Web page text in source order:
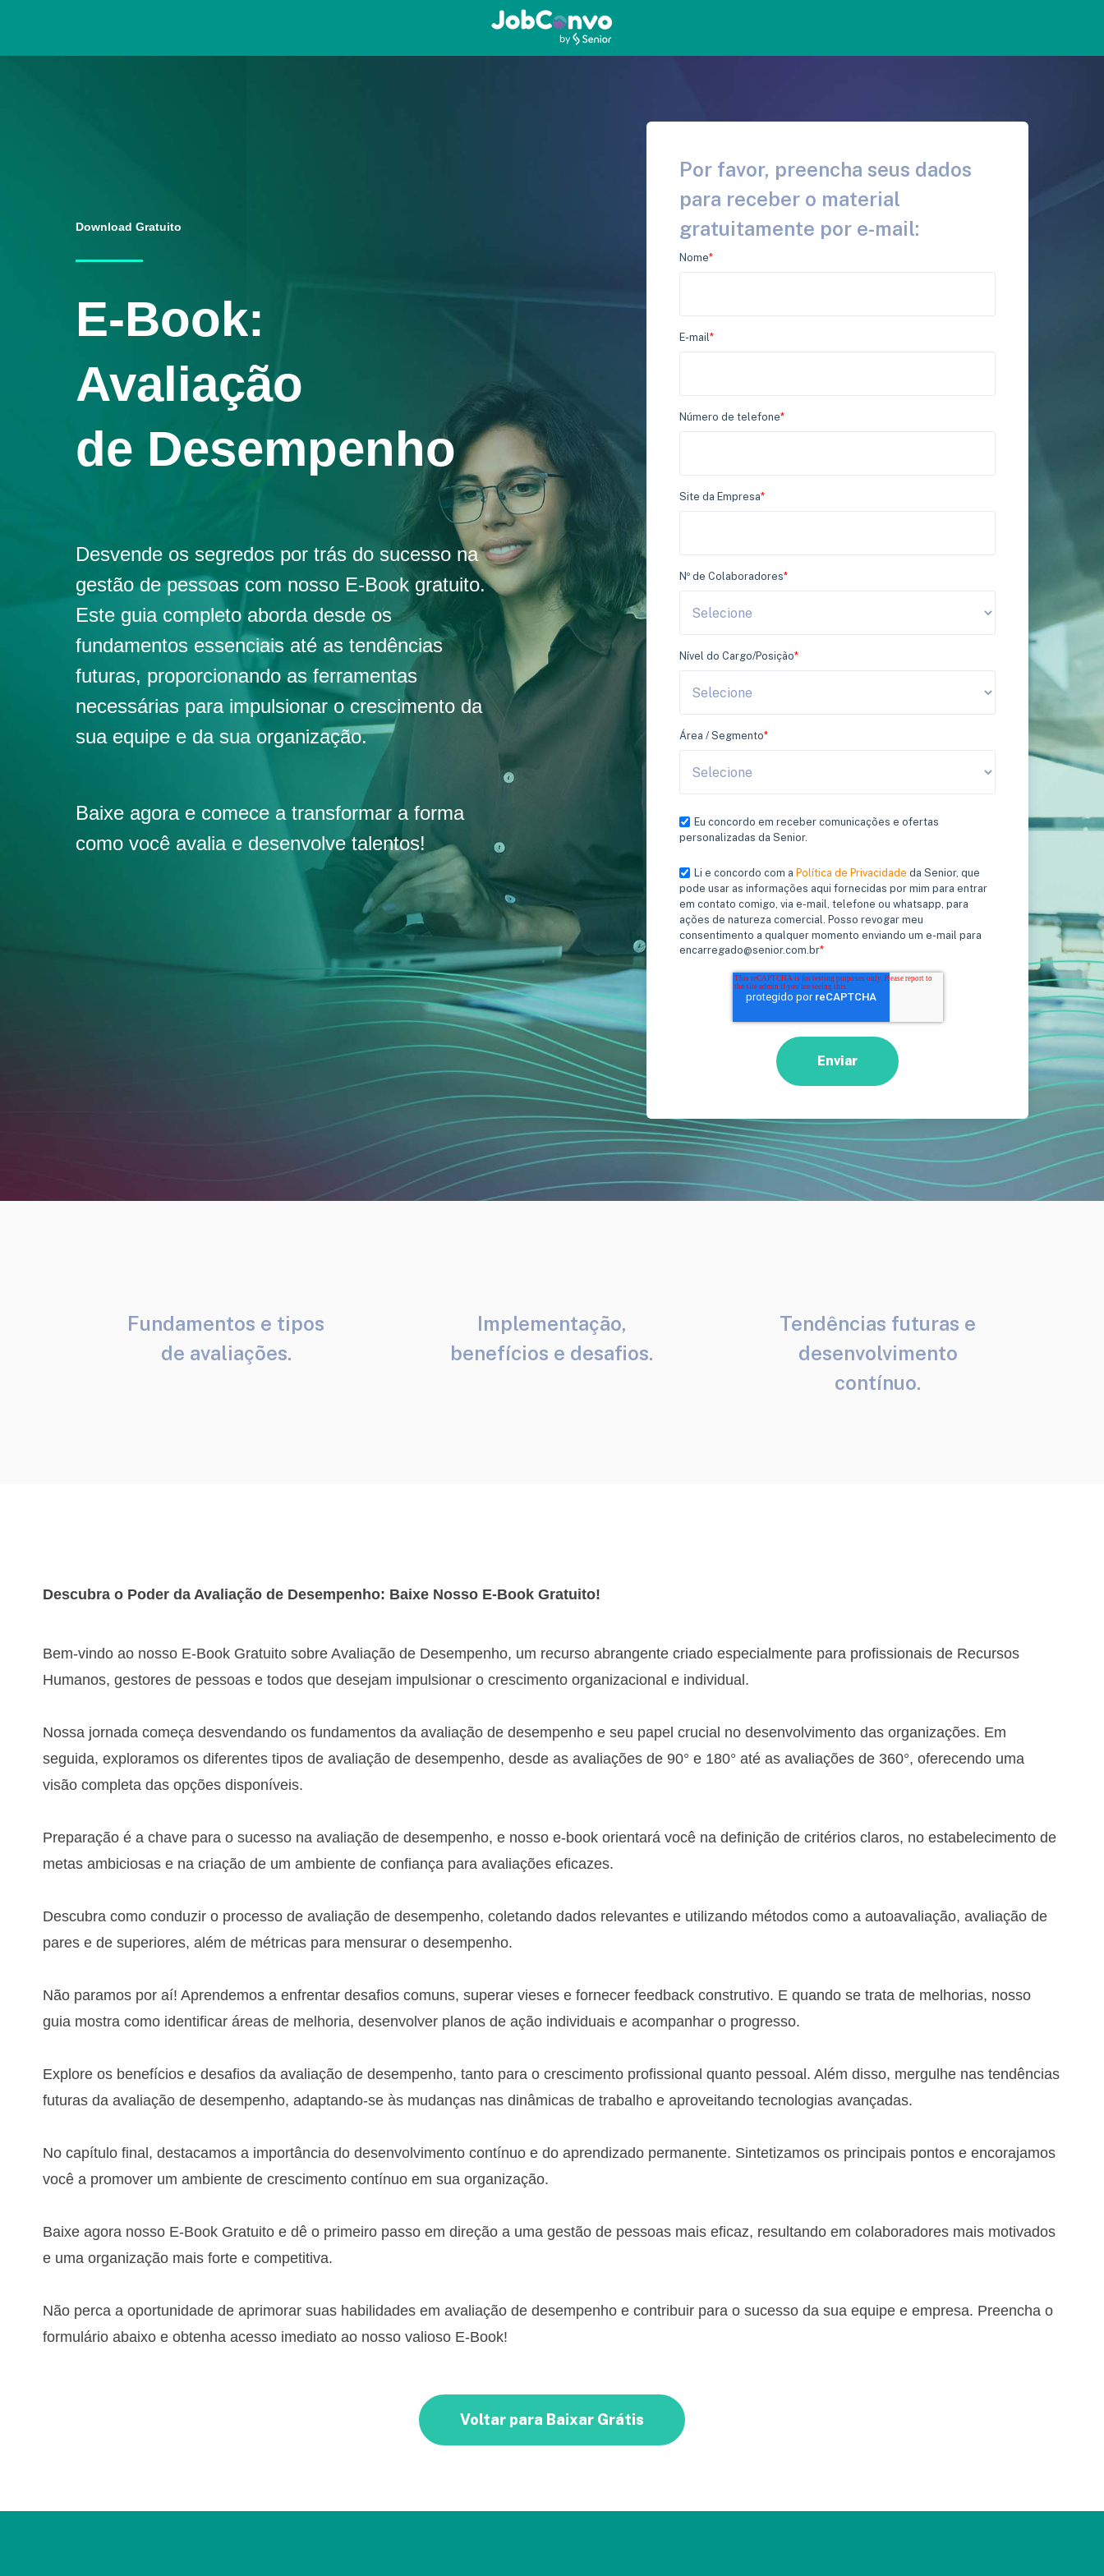
Download Gratuito
E-Book:
Avaliação
de Desempenho
Desvende os segredos por trás do sucesso na
gestão de pessoas com nosso E-Book gratuito.
Este guia completo aborda desde os
fundamentos essenciais até as tendências
futuras, proporcionando as ferramentas
necessárias para impulsionar o crescimento da
sua equipe e da sua organização.
Baixe agora e comece a transformar a forma
como você avalia e desenvolve talentos!
Por favor, preencha seus dados
para receber o material
gratuitamente por e-mail:
Nome*
E-mail*
Número de telefone*
Site da Empresa*
Nº de Colaboradores*
Nível do Cargo/Posição*
Área / Segmento*
Eu concordo em receber comunicações e ofertas
personalizadas da Senior.
Li e concordo com a Política de Privacidade da Senior, que
pode usar as informações aqui fornecidas por mim para entrar
em contato comigo, via e-mail, telefone ou whatsapp, para
ações de natureza comercial. Posso revogar meu
consentimento a qualquer momento enviando um e-mail para
encarregado@senior.com.br*
Fundamentos e tipos
de avaliações.
Implementação,
benefícios e desafios.
Tendências futuras e
desenvolvimento
contínuo.
Descubra o Poder da Avaliação de Desempenho: Baixe Nosso E-Book Gratuito!
Bem-vindo ao nosso E-Book Gratuito sobre Avaliação de Desempenho, um recurso abrangente criado especialmente para profissionais de Recursos
Humanos, gestores de pessoas e todos que desejam impulsionar o crescimento organizacional e individual.
Nossa jornada começa desvendando os fundamentos da avaliação de desempenho e seu papel crucial no desenvolvimento das organizações. Em
seguida, exploramos os diferentes tipos de avaliação de desempenho, desde as avaliações de 90° e 180° até as avaliações de 360°, oferecendo uma
visão completa das opções disponíveis.
Preparação é a chave para o sucesso na avaliação de desempenho, e nosso e-book orientará você na definição de critérios claros, no estabelecimento de
metas ambiciosas e na criação de um ambiente de confiança para avaliações eficazes.
Descubra como conduzir o processo de avaliação de desempenho, coletando dados relevantes e utilizando métodos como a autoavaliação, avaliação de
pares e de superiores, além de métricas para mensurar o desempenho.
Não paramos por aí! Aprendemos a enfrentar desafios comuns, superar vieses e fornecer feedback construtivo. E quando se trata de melhorias, nosso
guia mostra como identificar áreas de melhoria, desenvolver planos de ação individuais e acompanhar o progresso.
Explore os benefícios e desafios da avaliação de desempenho, tanto para o crescimento profissional quanto pessoal. Além disso, mergulhe nas tendências
futuras da avaliação de desempenho, adaptando-se às mudanças nas dinâmicas de trabalho e aproveitando tecnologias avançadas.
No capítulo final, destacamos a importância do desenvolvimento contínuo e do aprendizado permanente. Sintetizamos os principais pontos e encorajamos
você a promover um ambiente de crescimento contínuo em sua organização.
Baixe agora nosso E-Book Gratuito e dê o primeiro passo em direção a uma gestão de pessoas mais eficaz, resultando em colaboradores mais motivados
e uma organização mais forte e competitiva.
Não perca a oportunidade de aprimorar suas habilidades em avaliação de desempenho e contribuir para o sucesso da sua equipe e empresa. Preencha o
formulário abaixo e obtenha acesso imediato ao nosso valioso E-Book!
Voltar para Baixar Grátis